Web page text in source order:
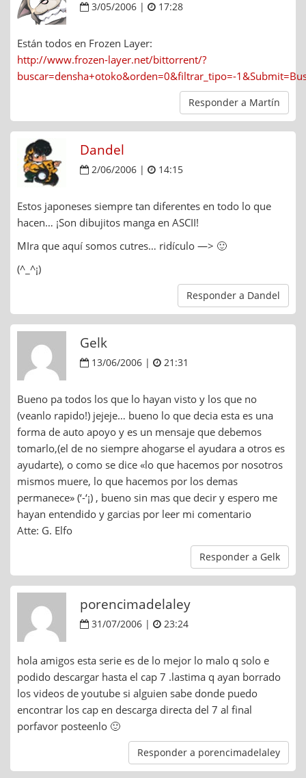
3/05/2006 | 17:28
Están todos en Frozen Layer:
http://www.frozen-layer.net/bittorrent/?
buscar=densha+otoko&orden=0&filtrar_tipo=-
Responder a Martín
Dandel
2/06/2006 | 14:15
Estos japoneses siempre tan diferentes en todo lo que
hacen… ¡Son dibujitos manga en ASCII!
MIra que aquí somos cutres… ridículo —> 🙂
(^_^¡)
Responder a Dandel
Gelk
13/06/2006 | 21:31
Bueno pa todos los que lo hayan visto y los que no
(veanlo rapido!) jejeje… bueno lo que decia esta es una
forma de auto apoyo y es un mensaje que debemos
tomarlo,(el de no siempre ahogarse el ayudara a otros es
ayudarte), o como se dice «lo que hacemos por nosotros
mismos muere, lo que hacemos por los demas
permanece» (‘-‘¡) , bueno sin mas que decir y espero me
hayan entendido y garcias por leer mi comentario
Atte: G. Elfo
Responder a Gelk
porencimadelaley
31/07/2006 | 23:24
hola amigos esta serie es de lo mejor lo malo q solo e
podido descargar hasta el cap 7 .lastima q ayan borrado
los videos de youtube si alguien sabe donde puedo
encontrar los cap en descarga directa del 7 al final
porfavor posteenlo 🙂
Responder a porencimadelaley